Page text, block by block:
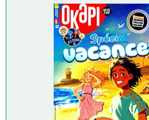
Plus d'infos